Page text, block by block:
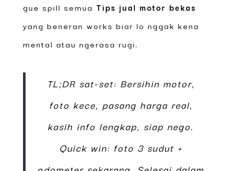
gue spill semua Tips jual motor bekas
yang beneran works biar lo nggak kena
mental atau ngerasa rugi.
TL;DR sat-set: Bersihin motor,
foto kece, pasang harga real,
kasih info lengkap, siap nego.
Quick win: foto 3 sudut +